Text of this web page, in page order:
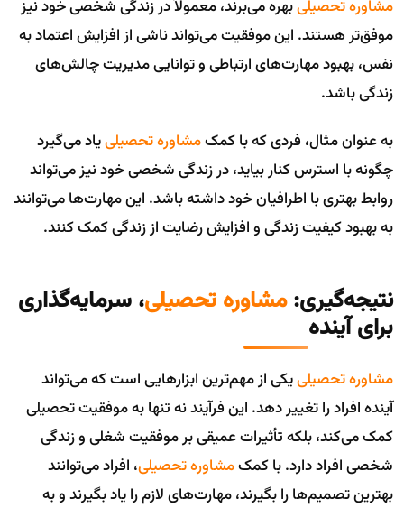
مشاوره تحصیلیبهره می‌برند، معمولاً در زندگی شخصی خود نیز
موفق‌تر هستند. این موفقیت می‌تواند ناشی از افزایش اعتماد به
نفس، بهبود مهارت‌های ارتباطی و توانایی مدیریت چالش‌های
زندگی باشد.
به عنوان مثال، فردی که با کمکمشاوره تحصیلییاد می‌گیرد
چگونه با استرس کنار بیاید، در زندگی شخصی خود نیز می‌تواند
روابط بهتری با اطرافیان خود داشته باشد. این مهارت‌ها می‌توانند
به بهبود کیفیت زندگی و افزایش رضایت از زندگی کمک کنند.
نتیجه‌گیری:مشاوره تحصیلی، سرمایه‌گذاری
برای آینده
مشاوره تحصیلییکی از مهم‌ترین ابزارهایی است که می‌تواند
آینده افراد را تغییر دهد. این فرآیند نه تنها به موفقیت تحصیلی
کمک می‌کند، بلکه تأثیرات عمیقی بر موفقیت شغلی و زندگی
شخصی افراد دارد. با کمکمشاوره تحصیلی، افراد می‌توانند
بهترین تصمیم‌ها را بگیرند، مهارت‌های لازم را یاد بگیرند و به